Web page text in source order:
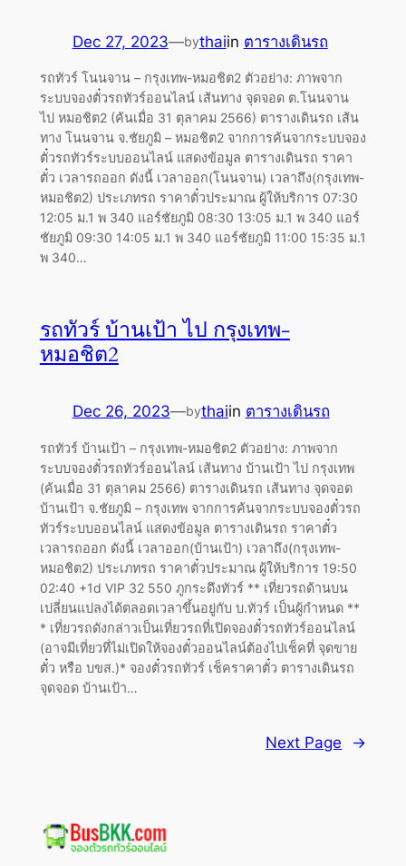
Dec 27, 2023—bythaiin ตารางเดินรถ
รถทัวร์ โนนจาน – กรุงเทพ-หมอชิต2 ตัวอย่าง: ภาพจาก
ระบบจองตั๋วรถทัวร์ออนไลน์ เส้นทาง จุดจอด ต.โนนจาน
ไป หมอชิต2 (ค้นเมื่อ 31 ตุลาคม 2566) ตารางเดินรถ เส้น
ทาง โนนจาน จ.ชัยภูมิ – หมอชิต2 จากการค้นจากระบบจอง
ตั๋วรถทัวร์ระบบออนไลน์ แสดงข้อมูล ตารางเดินรถ ราคา
ตั๋ว เวลารถออก ดังนี้ เวลาออก(โนนจาน) เวลาถึง(กรุงเทพ-
หมอชิต2) ประเภทรถ ราคาตั๋วประมาณ ผู้ให้บริการ 07:30
12:05 ม.1 พ 340 แอร์ชัยภูมิ 08:30 13:05 ม.1 พ 340 แอร์
ชัยภูมิ 09:30 14:05 ม.1 พ 340 แอร์ชัยภูมิ 11:00 15:35 ม.1
พ 340…
รถทัวร์ บ้านเป้า ไป กรุงเทพ-
หมอชิต2
Dec 26, 2023—bythaiin ตารางเดินรถ
รถทัวร์ บ้านเป้า – กรุงเทพ-หมอชิต2 ตัวอย่าง: ภาพจาก
ระบบจองตั๋วรถทัวร์ออนไลน์ เส้นทาง บ้านเป้า ไป กรุงเทพ
(ค้นเมื่อ 31 ตุลาคม 2566) ตารางเดินรถ เส้นทาง จุดจอด
บ้านเป้า จ.ชัยภูมิ – กรุงเทพ จากการค้นจากระบบจองตั๋วรถ
ทัวร์ระบบออนไลน์ แสดงข้อมูล ตารางเดินรถ ราคาตั๋ว
เวลารถออก ดังนี้ เวลาออก(บ้านเป้า) เวลาถึง(กรุงเทพ-
หมอชิต2) ประเภทรถ ราคาตั๋วประมาณ ผู้ให้บริการ 19:50
02:40 +1d VIP 32 550 ภูกระดึงทัวร์ ** เที่ยวรถด้านบน
เปลี่ยนแปลงได้ตลอดเวลาขึ้นอยู่กับ บ.ทัวร์ เป็นผู้กำหนด **
* เที่ยวรถดังกล่าวเป็นเที่ยวรถที่เปิดจองตั๋วรถทัวร์ออนไลน์
(อาจมีเที่ยวที่ไม่เปิดให้จองตั๋วออนไลน์ต้องไปเช็คที่ จุดขาย
ตั๋ว หรือ บขส.)* จองตั๋วรถทัวร์ เช็คราคาตั๋ว ตารางเดินรถ
จุดจอด บ้านเป้า…
Next Page →